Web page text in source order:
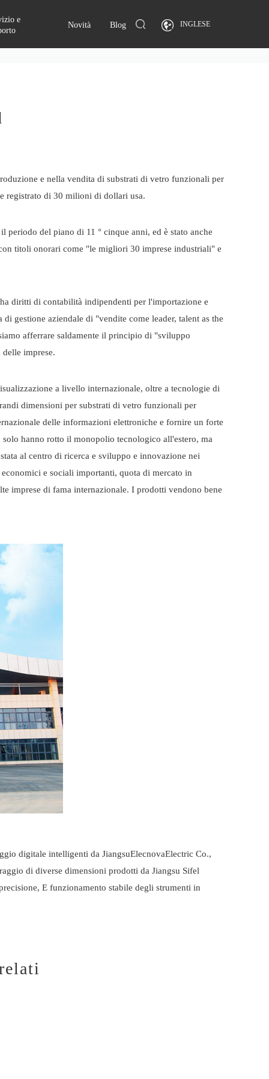
e
Novità Blog INGLESE
e nella vendita di substrati di vetro funzionali per
registrato di 30 milioni di dollari usa.
del piano di 11 ° cinque anni, ed è stato anche
titoli onorari come "le migliori 30 imprese industriali" e
diritti di contabilità indipendenti per l'importazione e
gestione aziendale di "vendite come leader, talent as the
afferrare saldamente il principio di "sviluppo
imprese.
a livello internazionale, oltre a tecnologie di
dimensioni per substrati di vetro funzionali per
delle informazioni elettroniche e fornire un forte
hanno rotto il monopolio tecnologico all'estero, ma
al centro di ricerca e sviluppo e innovazione nei
e sociali importanti, quota di mercato in
imprese di fama internazionale. I prodotti vendono bene
digitale intelligenti da JiangsuElecnovaElectric Co.,
di diverse dimensioni prodotti da Jiangsu Sifel
E funzionamento stabile degli strumenti in